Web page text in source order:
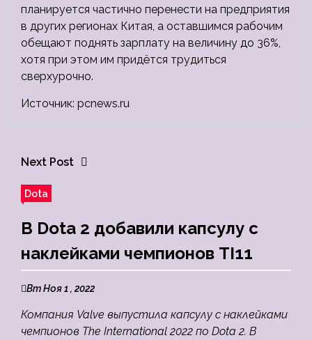
планируется частично перенести на предприятия
в других регионах Китая, а оставшимся рабочим
обещают поднять зарплату на величину до 36%,
хотя при этом им придётся трудиться
сверхурочно.
Источник: pcnews.ru
Next Post
Dota
В Dota 2 добавили капсулу с
наклейками чемпионов TI11
Вт Ноя 1 , 2022
Компания Valve выпустила капсулу с наклейками
чемпионов The International 2022 по Dota 2. В